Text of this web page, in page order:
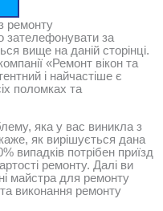
ремонту
зателефонувати за
вище на даній сторінці.
«Ремонт вікон та
і найчастіше є
поломках та
яка у вас виникла з
як вирішується дана
випадків потрібен приїзд
ремонту. Далі ви
майстра для ремонту
виконання ремонту